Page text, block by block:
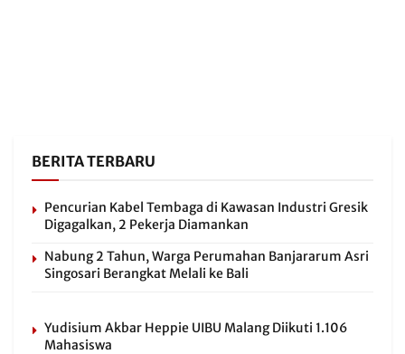
BERITA TERBARU
Pencurian Kabel Tembaga di Kawasan Industri Gresik
Digagalkan, 2 Pekerja Diamankan
Nabung 2 Tahun, Warga Perumahan Banjararum Asri
Singosari Berangkat Melali ke Bali
Yudisium Akbar Heppie UIBU Malang Diikuti 1.106
Mahasiswa